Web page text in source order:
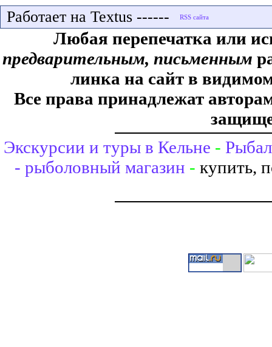
Работает на Textus ------
Любая перепечатка или
предварительным, письменным
линка на сайт в
Все права принадлежат
Экскурсии и туры в Кельне -
- рыболовный магазин - купить,